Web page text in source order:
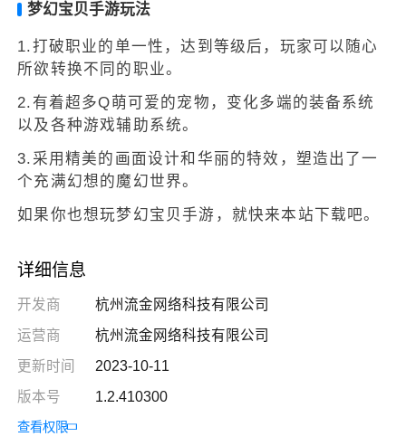
梦幻宝贝手游玩法
1.打破职业的单一性，达到等级后，玩家可以随心
所欲转换不同的职业。
2.有着超多Q萌可爱的宠物，变化多端的装备系统
以及各种游戏辅助系统。
3.采用精美的画面设计和华丽的特效，塑造出了一
个充满幻想的魔幻世界。
如果你也想玩梦幻宝贝手游，就快来本站下载吧。
详细信息
开发商
杭州流金网络科技有限公司
运营商
杭州流金网络科技有限公司
更新时间
2023-10-11
版本号
1.2.410300
查看权限